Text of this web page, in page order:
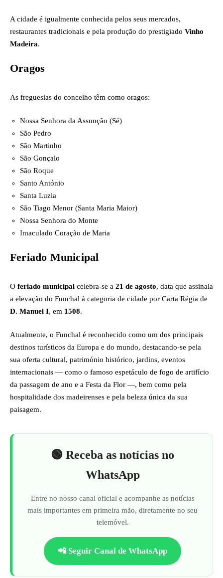
A cidade é igualmente conhecida pelos seus mercados,
restaurantes tradicionais e pela produção do prestigiado Vinho
Madeira.
Oragos
As freguesias do concelho têm como oragos:
Nossa Senhora da Assunção (Sé)
São Pedro
São Martinho
São Gonçalo
São Roque
Santo António
Santa Luzia
São Tiago Menor (Santa Maria Maior)
Nossa Senhora do Monte
Imaculado Coração de Maria
Feriado Municipal
O feriado municipal celebra-se a 21 de agosto, data que assinala
a elevação do Funchal à categoria de cidade por Carta Régia de
D. Manuel I, em 1508.
Atualmente, o Funchal é reconhecido como um dos principais
destinos turísticos da Europa e do mundo, destacando-se pela
sua oferta cultural, património histórico, jardins, eventos
internacionais — como o famoso espetáculo de fogo de artifício
da passagem de ano e a Festa da Flor —, bem como pela
hospitalidade dos madeirenses e pela beleza única da sua
paisagem.
🟢 Receba as notícias no
WhatsApp
Entre no nosso canal oficial e acompanhe as notícias
mais importantes em primeira mão, diretamente no seu
telemóvel.
📲 Seguir Canal de WhatsApp